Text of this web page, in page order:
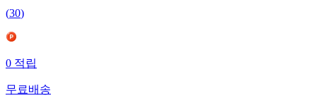
(30)
0적립
무료배송